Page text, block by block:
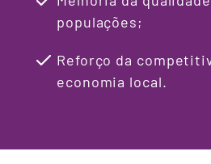
populações;
Reforço da
economia local.